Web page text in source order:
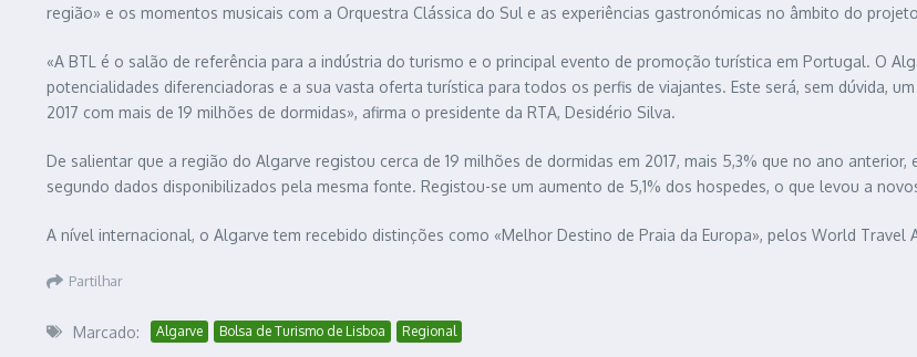
região» e os momentos musicais com a Orquestra Clássica do Sul e as experiências gastronómicas no âmbito do
«A BTL é o salão de referência para a indústria do turismo e o principal evento de promoção turística em Portugal. O
potencialidades diferenciadoras e a sua vasta oferta turística para todos os perfis de viajantes. Este será, sem dúvida,
2017 com mais de 19 milhões de dormidas», afirma o presidente da RTA, Desidério Silva.
De salientar que a região do Algarve registou cerca de 19 milhões de dormidas em 2017, mais 5,3% que no ano anterior,
segundo dados disponibilizados pela mesma fonte. Registou-se um aumento de 5,1% dos hospedes, o que levou a
A nível internacional, o Algarve tem recebido distinções como «Melhor Destino de Praia da Europa», pelos World
Partilhar
Marcado: Algarve Bolsa de Turismo de Lisboa Regional